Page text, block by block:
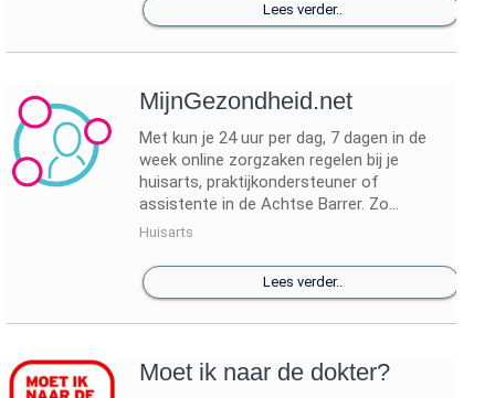
Lees verder..
MijnGezondheid.net
Met kun je 24 uur per dag, 7 dagen in de
week online zorgzaken regelen bij je
huisarts, praktijkondersteuner of
assistente in de Achtse Barrer. Zo...
Huisarts
Lees verder..
Moet ik naar de dokter?